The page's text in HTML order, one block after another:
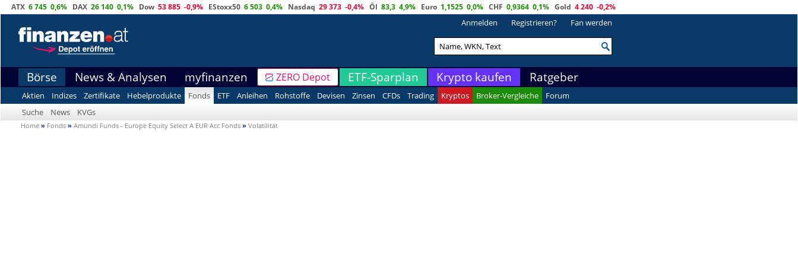
ATX 6 745 0,6% DAX 26 140 0,1% Dow 53 885 -0,9% EStoxx50 6 503 0,4% Nasdaq 29 373 -0,4% Öl 83,3 4,9% Euro 1,1525 0,0% CHF 0,9364 0,1% Gold 4 240 -0,2%
Anmelden Registrieren? Fan werden
Börse News & Analysen myfinanzen ZERO Depot ETF-Sparplan Krypto kaufen Ratgeber
Aktien Indizes Zertifikate Hebelprodukte Fonds ETF Anleihen Rohstoffe Devisen Zinsen CFDs Trading Kryptos Broker-Vergleiche
Forum
Suche
News KVGs
Home » Fonds » Amundi Funds - Europe Equity Select A EUR Acc Fonds » Volatilität